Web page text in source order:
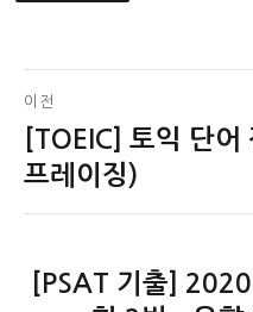
글
탐
이전
이
전
[TOEIC] 토익 단어
프레이징)
[PSAT 기출]